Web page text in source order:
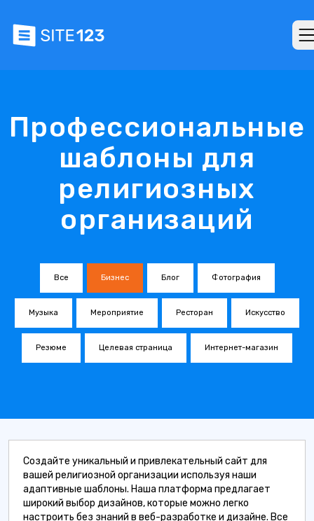
Профессиональные
шаблоны для
религиозных
организаций
Все Бизнес Блог Фотография
Музыка Мероприятие Ресторан Искусство
Резюме Целевая страница Интернет-магазин
Создайте уникальный и привлекательный сайт для
вашей религиозной организации используя наши
адаптивные шаблоны. Наша платформа предлагает
широкий выбор дизайнов, которые можно легко
настроить без знаний в веб-разработке и дизайне. Все